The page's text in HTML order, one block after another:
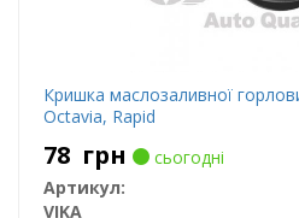
Кришка маслозаливної
Octavia, Rapid
78 грн
сьогодні
Артикул:
VIKA